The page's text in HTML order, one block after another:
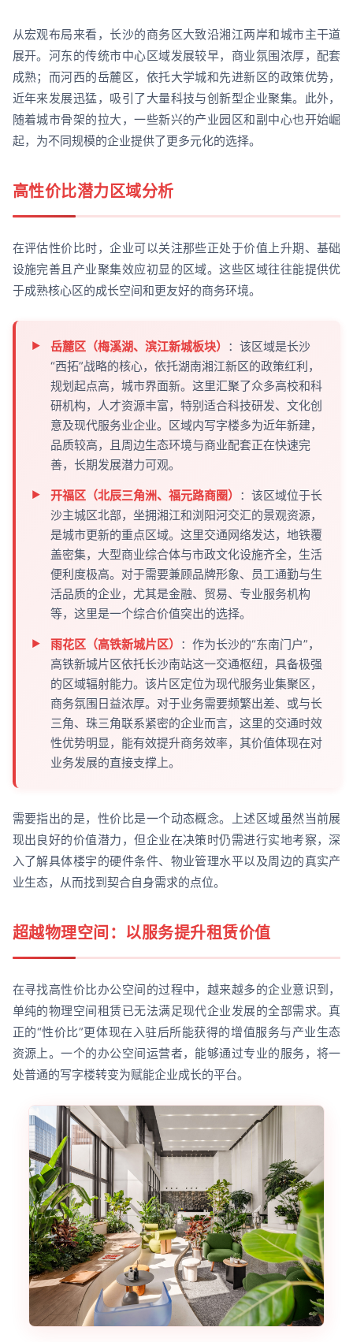
从宏观布局来看，长沙的商务区大致沿湘江两岸和城市主干道
展开。河东的传统市中心区域发展较早，商业氛围浓厚，配套
成熟；而河西的岳麓区，依托大学城和先进新区的政策优势，
近年来发展迅猛，吸引了大量科技与创新型企业聚集。此外，
随着城市骨架的拉大，一些新兴的产业园区和副中心也开始崛
起，为不同规模的企业提供了更多元化的选择。
高性价比潜力区域分析
在评估性价比时，企业可以关注那些正处于价值上升期、基础
设施完善且产业聚集效应初显的区域。这些区域往往能提供优
于成熟核心区的成长空间和更友好的商务环境。
岳麓区（梅溪湖、滨江新城板块） ：该区域是长沙
“西拓”战略的核心，依托湖南湘江新区的政策红利，
规划起点高，城市界面新。这里汇聚了众多高校和科
研机构，人才资源丰富，特别适合科技研发、文化创
意及现代服务业企业。区域内写字楼多为近年新建，
品质较高，且周边生态环境与商业配套正在快速完
善，长期发展潜力可观。
开福区（北辰三角洲、福元路商圈） ：该区域位于长
沙主城区北部，坐拥湘江和浏阳河交汇的景观资源，
是城市更新的重点区域。这里交通网络发达，地铁覆
盖密集，大型商业综合体与市政文化设施齐全，生活
便利度极高。对于需要兼顾品牌形象、员工通勤与生
活品质的企业，尤其是金融、贸易、专业服务机构
等，这里是一个综合价值突出的选择。
雨花区（高铁新城片区） ：作为长沙的“东南门户”，
高铁新城片区依托长沙南站这一交通枢纽，具备极强
的区域辐射能力。该片区定位为现代服务业集聚区，
商务氛围日益浓厚。对于业务需要频繁出差、或与长
三角、珠三角联系紧密的企业而言，这里的交通时效
性优势明显，能有效提升商务效率，其价值体现在对
业务发展的直接支撑上。
需要指出的是，性价比是一个动态概念。上述区域虽然当前展
现出良好的价值潜力，但企业在决策时仍需进行实地考察，深
入了解具体楼宇的硬件条件、物业管理水平以及周边的真实产
业生态，从而找到契合自身需求的点位。
超越物理空间：以服务提升租赁价值
在寻找高性价比办公空间的过程中，越来越多的企业意识到，
单纯的物理空间租赁已无法满足现代企业发展的全部需求。真
正的“性价比”更体现在入驻后所能获得的增值服务与产业生态
资源上。一个的办公空间运营者，能够通过专业的服务，将一
处普通的写字楼转变为赋能企业成长的平台。